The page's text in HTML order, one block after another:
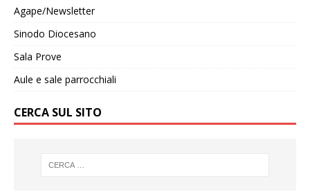
Agape/Newsletter
Sinodo Diocesano
Sala Prove
Aule e sale parrocchiali
CERCA SUL SITO